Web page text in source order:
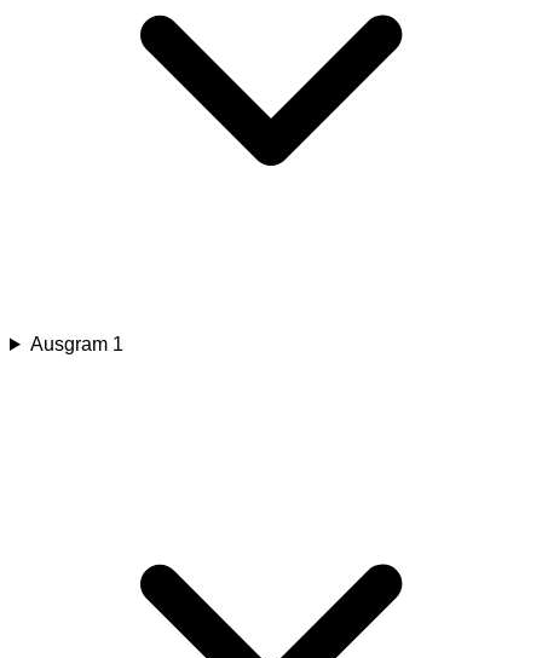
Ausgram 1